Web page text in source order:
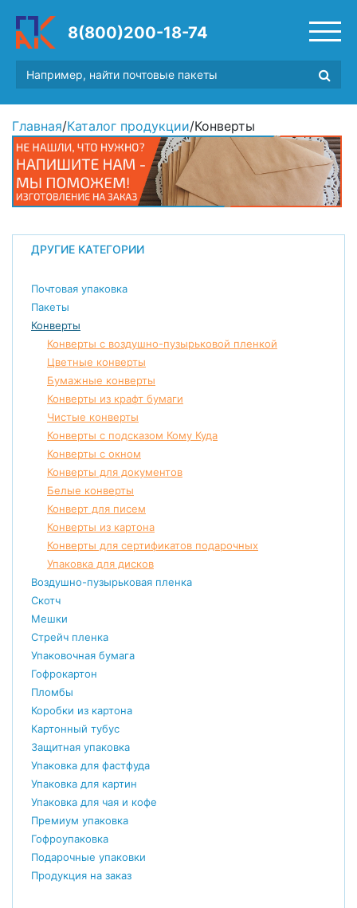
8(800)200-18-74
Главная/Каталог продукции/Конверты
ДРУГИЕ КАТЕГОРИИ
Почтовая упаковка
Пакеты
Конверты
Конверты с воздушно-пузырьковой пленкой
Цветные конверты
Бумажные конверты
Конверты из крафт бумаги
Чистые конверты
Конверты с подсказом Кому Куда
Конверты с окном
Конверты для документов
Белые конверты
Конверт для писем
Конверты из картона
Конверты для сертификатов подарочных
Упаковка для дисков
Воздушно-пузырьковая пленка
Скотч
Мешки
Стрейч пленка
Упаковочная бумага
Гофрокартон
Пломбы
Коробки из картона
Картонный тубус
Защитная упаковка
Упаковка для фастфуда
Упаковка для картин
Упаковка для чая и кофе
Премиум упаковка
Гофроупаковка
Подарочные упаковки
Продукция на заказ